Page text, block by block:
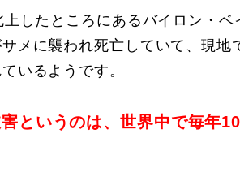
したところにあるバイロン・
メに襲われ死亡していて、現地
いるようです。
というのは、世界中で毎年